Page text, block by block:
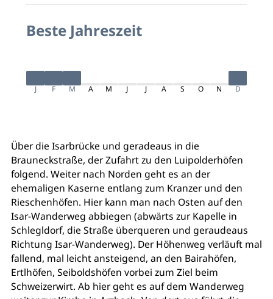
Beste Jahreszeit
J F M A M J J A S O N D
Über die Isarbrücke und geradeaus in die
Brauneckstraße, der Zufahrt zu den Luipolderhöfen
folgend. Weiter nach Norden geht es an der
ehemaligen Kaserne entlang zum Kranzer und den
Rieschenhöfen. Hier kann man nach Osten auf den
Isar-Wanderweg abbiegen (abwärts zur Kapelle in
Schlegldorf, die Straße überqueren und geraudeaus
Richtung Isar-Wanderweg). Der Höhenweg verläuft mal
fallend, mal leicht ansteigend, an den Bairahöfen,
Ertlhöfen, Seiboldshöfen vorbei zum Ziel beim
Schweizerwirt. Ab hier geht es auf dem Wanderweg